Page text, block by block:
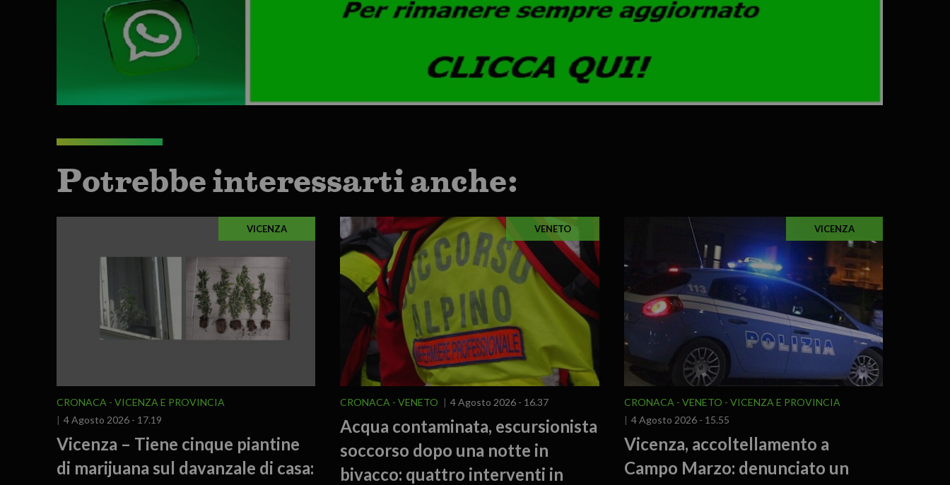
Potrebbe interessarti anche:
VICENZA
CRONACA
VICENZA E PROVINCIA
4 Agosto 2026 - 17.19
Vicenza – Tiene cinque piantine
di marijuana sul davanzale di casa:
VENETO
CRONACA VENETO 4 Agosto 2026 - 16.37
Acqua contaminata, escursionista
soccorso dopo una notte in
bivacco: quattro interventi in
VICENZA
CRONACA VENETO
VICENZA E PROVINCIA
4 Agosto 2026 - 15.55
Vicenza, accoltellamento a
Campo Marzo: denunciato un